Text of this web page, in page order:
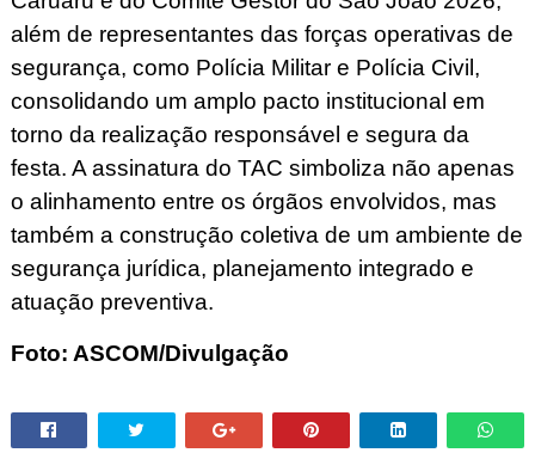
além de representantes das forças operativas de
segurança, como Polícia Militar e Polícia Civil,
consolidando um amplo pacto institucional em
torno da realização responsável e segura da
festa. A assinatura do TAC simboliza não apenas
o alinhamento entre os órgãos envolvidos, mas
também a construção coletiva de um ambiente de
segurança jurídica, planejamento integrado e
atuação preventiva.
Foto: ASCOM/Divulgação